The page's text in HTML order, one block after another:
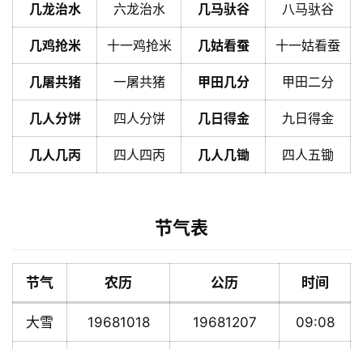
几龙治水 六龙治水 几马驮谷 八马驮谷
几鸡抢米 十一鸡抢米 几姑看蚕 十一姑看蚕
几屠共猪 一屠共猪 甲田几分 甲田二分
几人分饼 四人分饼 几日得金 九日得金
几人几丙 四人四丙 几人几锄 四人五锄
节气表
节气 农历 公历 时间
大雪 19681018 19681207 09:08